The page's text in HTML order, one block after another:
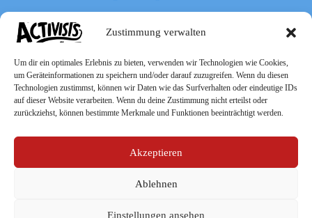
Zustimmung verwalten
Um dir ein optimales Erlebnis zu bieten, verwenden wir Technologien wie Cookies,
um Geräteinformationen zu speichern und/oder darauf zuzugreifen. Wenn du diesen
Technologien zustimmst, können wir Daten wie das Surfverhalten oder eindeutige IDs
auf dieser Website verarbeiten. Wenn du deine Zustimmung nicht erteilst oder
zurückziehst, können bestimmte Merkmale und Funktionen beeinträchtigt werden.
Akzeptieren
Ablehnen
Einstellungen ansehen
Werde Teil des The Activists Guide